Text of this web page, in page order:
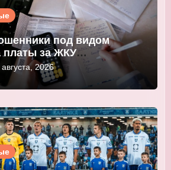
под видом
платы за ЖКУ
данные
августа, 2026